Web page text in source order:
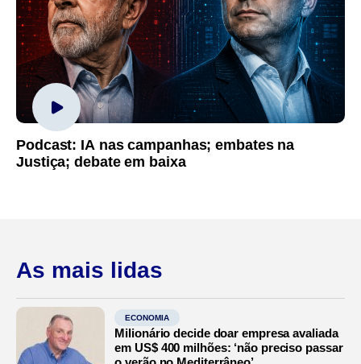
Podcast: IA nas campanhas; embates na
Justiça; debate em baixa
As mais lidas
ECONOMIA
Milionário decide doar empresa avaliada
em US$ 400 milhões: ‘não preciso passar